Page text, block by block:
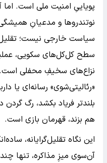
پویاییِ امنیت ملی است. اما
نوتندروها و مدعیانِ
سیاست خارجی نیست؛
سطح کل‌کل‌های سکویی،
نزاع‌های سخیفِ محفلی
«رئالیتی‌شوی» رسانه‌ای یا
بلندتر فریاد بکشد، رگ
هم بزند، قهرمان بازی است.
این نگاه تقلیل‌گرایانه،
آن‌سوی میزِ مذاکره، تنها